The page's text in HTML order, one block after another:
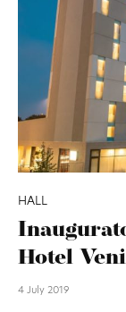
HALL
Hotel
4 July 2019